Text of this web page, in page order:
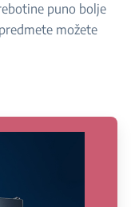
puno bolje
možete